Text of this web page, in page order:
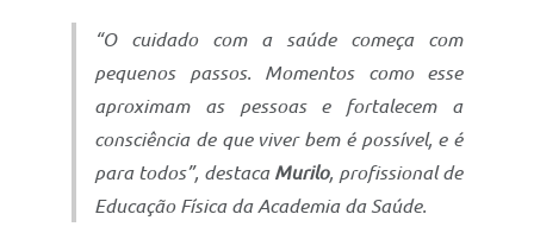
“O cuidado com a saúde começa com
pequenos passos. Momentos como esse
aproximam as pessoas e fortalecem a
consciência de que viver bem é possível, e é
para todos”, destaca Murilo, profissional de
Educação Física da Academia da Saúde.